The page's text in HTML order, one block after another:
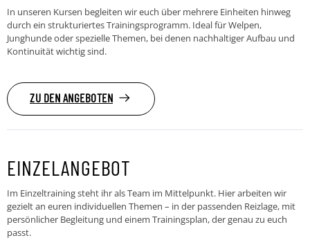
In unseren Kursen begleiten wir euch über mehrere Einheiten hinweg
durch ein strukturiertes Trainingsprogramm. Ideal für Welpen,
Junghunde oder spezielle Themen, bei denen nachhaltiger Aufbau und
Kontinuität wichtig sind.
ZU DEN ANGEBOTEN
EINZELANGEBOT
Im Einzeltraining steht ihr als Team im Mittelpunkt. Hier arbeiten wir
gezielt an euren individuellen Themen – in der passenden Reizlage, mit
persönlicher Begleitung und einem Trainingsplan, der genau zu euch
passt.